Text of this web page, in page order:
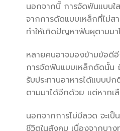
นอกจากนี้ การจัดฟันแบบใ
จากการดัดแบบเหล็กที่ไม่ส
ทำให้เกิดปัญหาฟันผุตามม
หลายคนอาจมองข้ามข้อดี
การจัดฟันแบบเหล็กดัดนั้น
รับประทานอาหารได้แบบป
ตามมาได้อีกด้วย แต่หากเ
นอกจากการไม่มีลวด จะเ
ชีวิตในสังคม เนื่องจากบา